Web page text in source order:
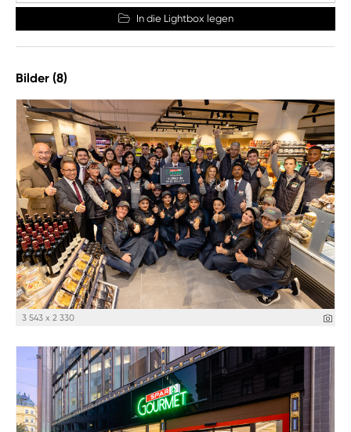
In die Lightbox legen
Bilder (8)
3 543 x 2 330